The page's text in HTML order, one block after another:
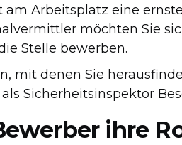
Arbeitsplatz eine
möchten Sie
Stelle bewerben.
mit denen Sie
Sicherheitsinspektor
ihre